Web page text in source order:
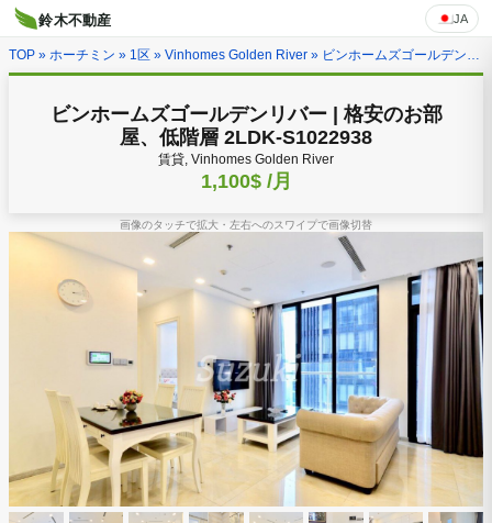
TOP » ホーチミン » 1区 » Vinhomes Golden River » ビンホームズゴールデンリバー | 格安のお部屋、低階層 2LDK-S1022938
ビンホームズゴールデンリバー | 格安のお部
屋、低階層 2LDK-S1022938
賃貸, Vinhomes Golden River
1,100$ /月
画像のタッチで拡大・左右へのスワイプで画像切替
鈴木不動産 JA